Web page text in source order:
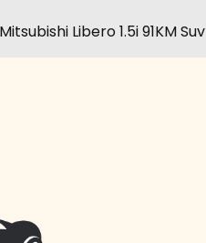
Mitsubishi Libero 1.5i 91KM Suv